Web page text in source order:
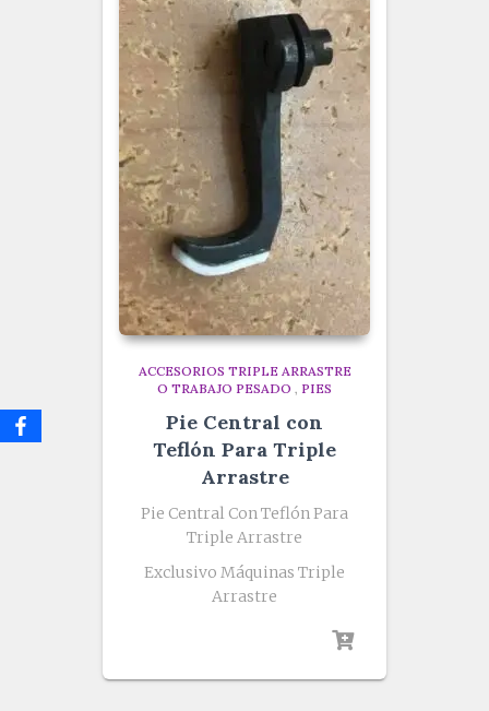
ACCESORIOS TRIPLE ARRASTRE
O TRABAJO PESADO , PIES
Pie Central con
Teflón Para Triple
Arrastre
Pie Central Con Teflón Para
Triple Arrastre
Exclusivo Máquinas Triple
Arrastre